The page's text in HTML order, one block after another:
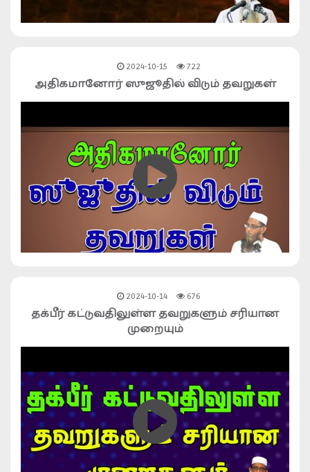
2024-10-15 722
அதிகமானோர் ஸுஜூதில் விடும் தவறுகள்
2024-10-14 676
தக்பீர் கட்டுவதிலுள்ள தவறுகளும் சரியான
முறையும்